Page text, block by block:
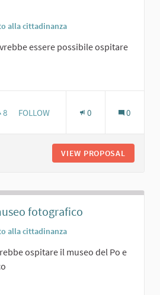
alla cittadinanza
essere possibile ospitare
8 8 FOLLOWERS
FOLLOW 0 0
VIEW PROPOSAL
fotografico
alla cittadinanza
ospitare il museo del Po e